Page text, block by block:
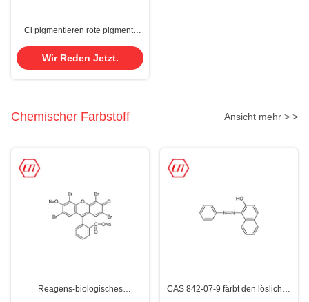
Ci pigmentieren rote pigment-
Pigment 170 Cas 2786-76-7
Plastikgummi
Wir Reden Jetzt.
Chemischer Farbstoff Ansicht mehr > >
Reagens-biologisches
CAS 842-07-9 färbt den löslichen